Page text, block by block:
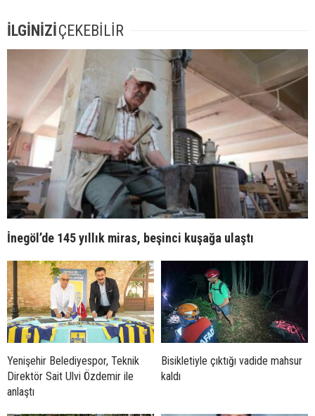
İLGİNİZİÇEKEBİLİR
İnegöl’de 145 yıllık miras, beşinci kuşağa ulaştı
Yenişehir Belediyespor, Teknik
Direktör Sait Ulvi Özdemir ile
anlaştı
Bisikletiyle çıktığı vadide mahsur
kaldı